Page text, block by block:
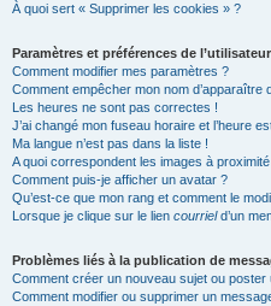
À quoi sert « Supprimer les cookies » ?
Paramètres et préférences de l’utilisateur
Comment modifier mes paramètres ?
Comment empêcher mon nom
Les heures ne sont pas correctes !
J’ai changé mon fuseau horaire et l’heure
Ma langue n’est pas dans la liste !
A quoi correspondent les images à
Comment puis-je afficher un avatar ?
Qu’est-ce que mon rang et comment le
Lorsque je clique sur le lien courrield’un
Problèmes liés à la publication de
Comment créer un nouveau sujet ou poster
Comment modifier ou supprimer un